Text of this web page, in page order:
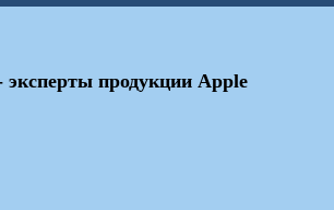
продукции Apple